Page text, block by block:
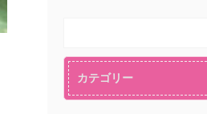
カテゴリー